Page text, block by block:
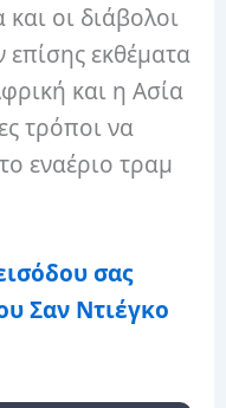
οι διάβολοι
εκθέματα
και η Ασία
τρόποι να
εναέριο τραμ
σας
Σαν Ντιέγκο